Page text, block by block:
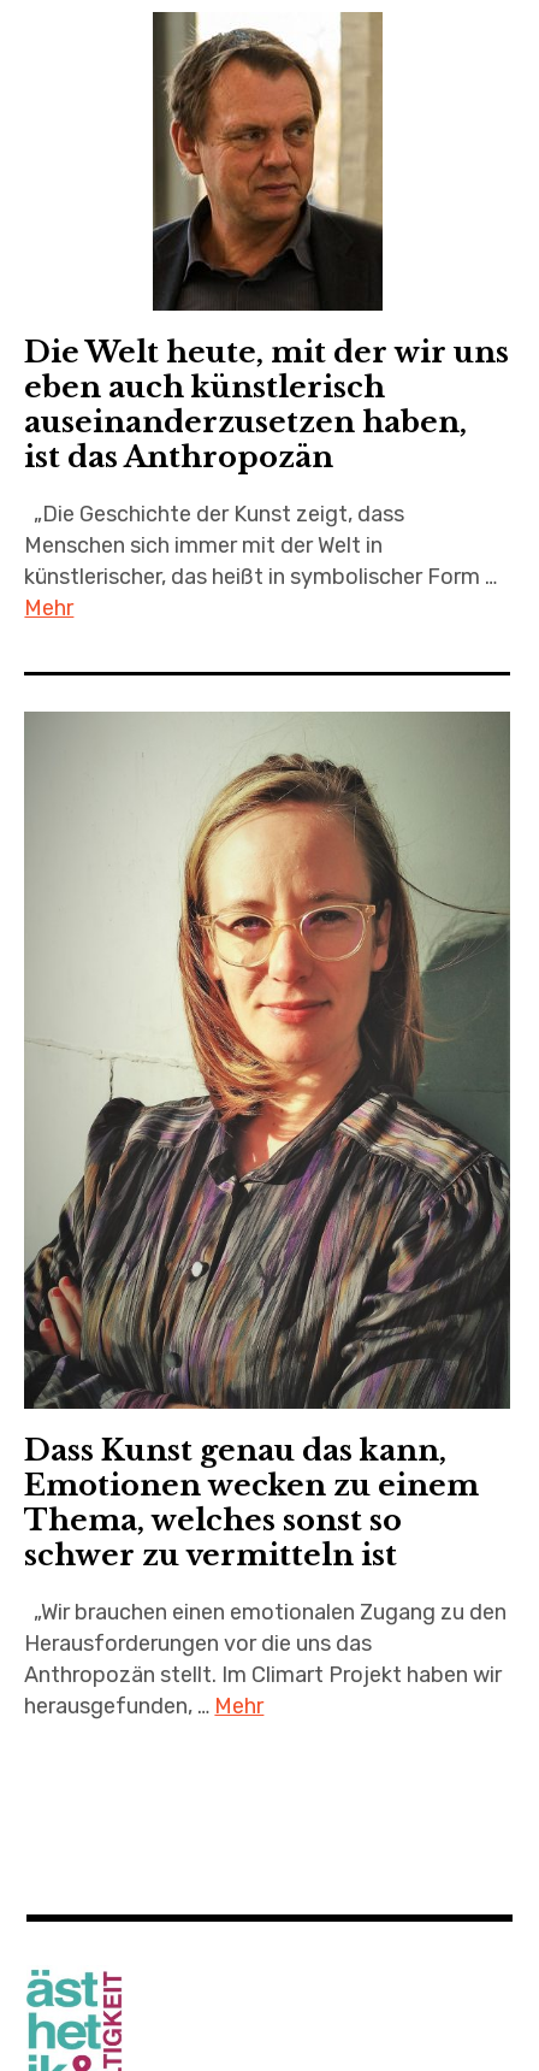
Die Welt heute, mit der wir uns
eben auch künstlerisch
auseinanderzusetzen haben,
ist das Anthropozän
„Die Geschichte der Kunst zeigt, dass
Menschen sich immer mit der Welt in
künstlerischer, das heißt in symbolischer Form …
Mehr
Dass Kunst genau das kann,
Emotionen wecken zu einem
Thema, welches sonst so
schwer zu vermitteln ist
„Wir brauchen einen emotionalen Zugang zu den
Herausforderungen vor die uns das
Anthropozän stellt. Im Climart Projekt haben wir
herausgefunden, … Mehr